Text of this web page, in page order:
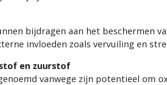
bijdragen aan het beschermen
invloeden zoals vervuiling en
en zuurstof
vanwege zijn potentieel om